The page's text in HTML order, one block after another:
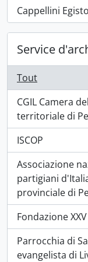
Cappellini Egisto
, 29 résultats
Service
Tout
CGIL Camera
territoriale di
, 1604 résultats
ISCOP
, 808 résultats
Associazione
partigiani
provinciale di
, 437 résultats
Fondazione
, 30 résultats
Parrocchia di
evangelista di
, 18 résultats